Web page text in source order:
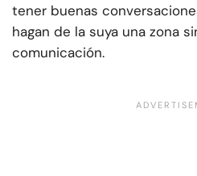
tener buenas
hagan de la suya una zona
comunicación.